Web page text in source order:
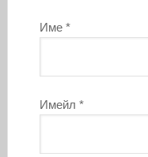
Име *
Имейл *